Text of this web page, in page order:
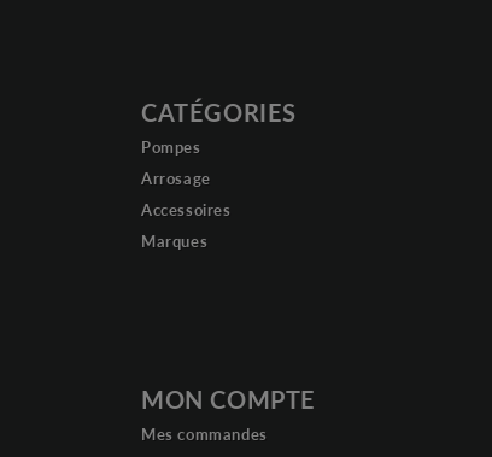
CATÉGORIES
Pompes
Arrosage
Accessoires
Marques
MON COMPTE
Mes commandes